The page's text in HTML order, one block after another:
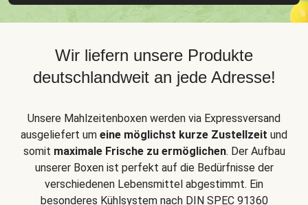
Wir liefern unsere Produkte
deutschlandweit an jede Adresse!
Unsere Mahlzeitenboxen werden via Expressversand
ausgeliefert um eine möglichst kurze Zustellzeit und
somit maximale Frische zu ermöglichen. Der Aufbau
unserer Boxen ist perfekt auf die Bedürfnisse der
verschiedenen Lebensmittel abgestimmt. Ein
besonderes Kühlsystem nach DIN SPEC 91360